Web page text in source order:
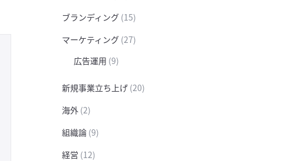
ブランディング (15)
マーケティング (27)
広告運用 (9)
新規事業立ち上げ (20)
海外 (2)
組織論 (9)
経営 (12)